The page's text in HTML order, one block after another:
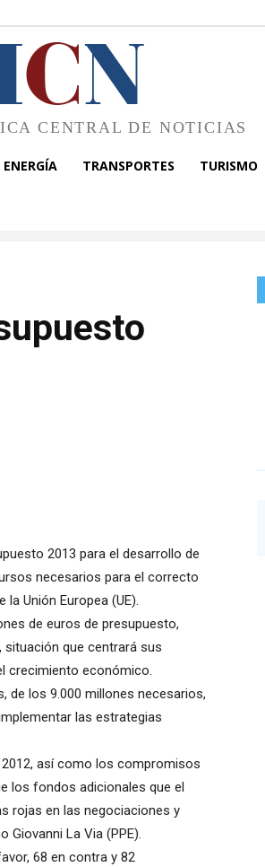
CN
CENTRAL DE NOTICIAS
ENERGÍA TRANSPORTES TURISMO
2013 para el desarrollo de
necesarios para el correcto
Unión Europea (UE).
de euros de presupuesto,
que centrará sus
crecimiento económico.
de los 9.000 millones necesarios,
las estrategias
así como los compromisos
los fondos adicionales que el
rojas en las negociaciones y
Giovanni La Via (PPE).
68 en contra y 82